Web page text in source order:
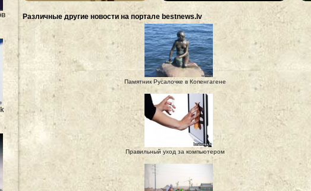
Различные другие новости на портале bestnews.lv
Памятник Русалочке в Копенгагене
Правильный уход за компьютером